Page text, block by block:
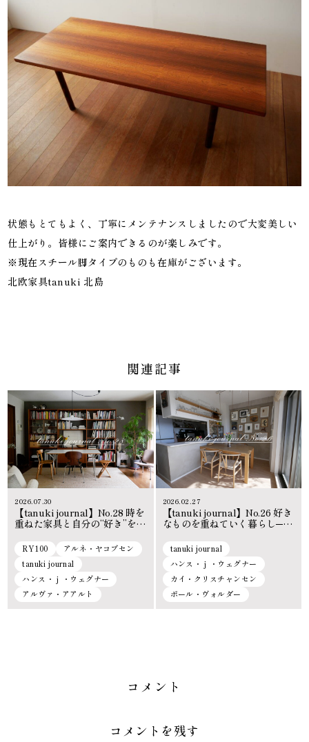
状態もとてもよく、丁寧にメンテナンスしましたので大変美しい
仕上がり。皆様にご案内できるのが楽しみです。
※現在スチール脚タイプのものも在庫がございます。
北欧家具tanuki 北島
関連記事
【tanuki journal】No.28 時を
重ねた家具と自分の“好き”を信
方。
2026.07.30
RY100
アルネ・ヤコブセン
tanuki journal
ハンス・ｊ・ウェグナー
アルヴァ・アアルト
【tanuki journal】No.26 好き
なものを重ねていく暮らし─。
空間と心の豊かさ。
2026.02.27
tanuki journal
ハンス・ｊ・ウェグナー
カイ・クリスチャンセン
ポール・ヴォルダー
コメント
コメントを残す